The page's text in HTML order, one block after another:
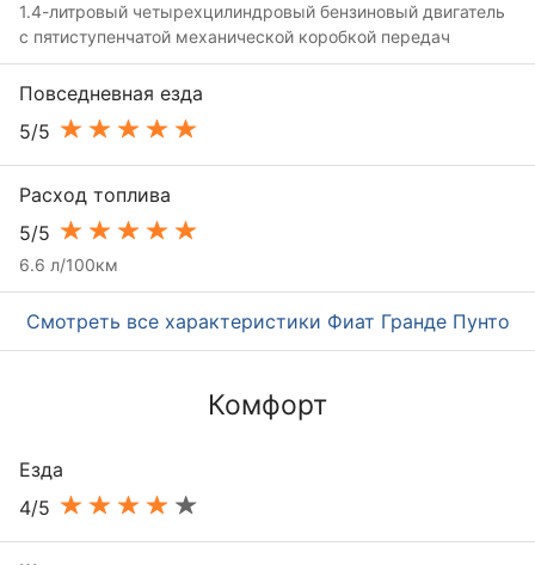
1.4-литровый четырехцилиндровый бензиновый двигатель
с пятиступенчатой механической коробкой передач
Повседневная езда
5/5
Расход топлива
5/5
6.6 л/100км
Смотреть все характеристики Фиат Гранде Пунто
Комфорт
Езда
4/5